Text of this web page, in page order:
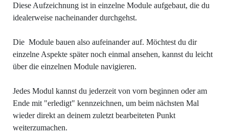
Diese Aufzeichnung ist in einzelne Module aufgebaut, die du
idealerweise nacheinander durchgehst.
Die Module bauen also aufeinander auf. Möchtest du dir
einzelne Aspekte später noch einmal ansehen, kannst du leicht
über die einzelnen Module navigieren.
Jedes Modul kannst du jederzeit von vorn beginnen oder am
Ende mit "erledigt" kennzeichnen, um beim nächsten Mal
wieder direkt an deinem zuletzt bearbeiteten Punkt
weiterzumachen.